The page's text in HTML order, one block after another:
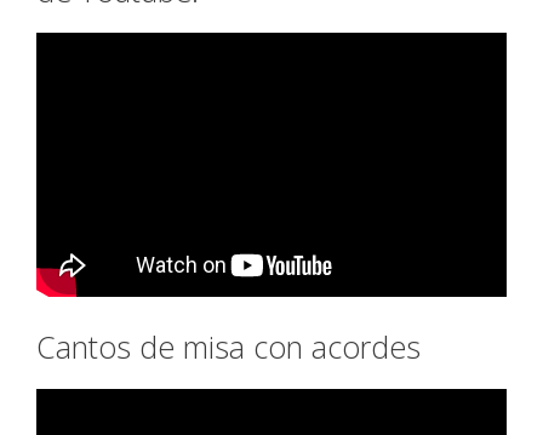
Cantos de misa con acordes